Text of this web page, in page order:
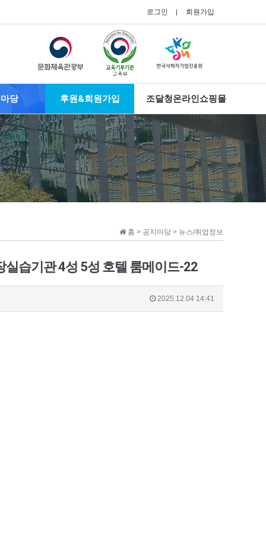
로그인 회원가입
당 후원&회원가입 조달청온라인쇼핑몰
홈 > 공지마당 > 뉴스/취업정보
습기관 4성 5성 호텔 룸메이드-22
2025.12.04 14:41